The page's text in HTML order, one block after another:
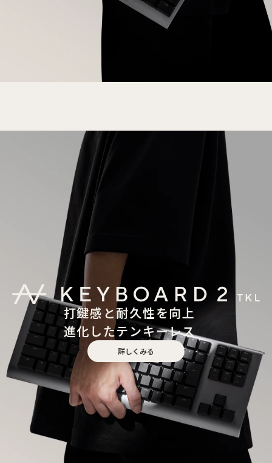
打鍵感と耐久性を向上
進化したテンキーレス
詳しくみる